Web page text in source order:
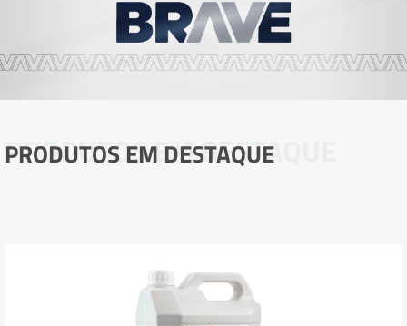
PRODUTOS EM DESTAQUE
PRODUTOS EM DESTAQUE